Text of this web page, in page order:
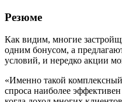
Резюме
Как видим, многие
одним бонусом, а
условий, и нередко акции
«Именно такой
спроса наиболее